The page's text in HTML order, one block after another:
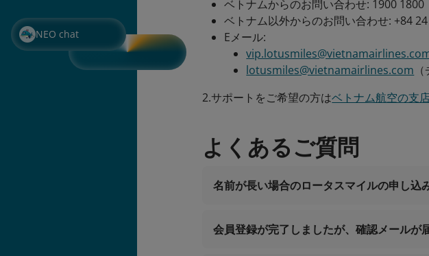
NEO chat
ベトナムからのお問い合わせ: 1900 1800
ベトナム以外からのお問い合わせ: +84
Eメール:
lotusmiles@vietnamairlines.com
2.サポートをご希望の方はベトナム航空の支
よくあるご質問
名前が長い場合のロータスマイルの申し込
営業時間24時間365日
会員登録が完了しましたが、確認メールが